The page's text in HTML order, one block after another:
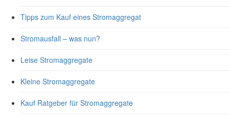
Tipps zum Kauf eines Stromaggregat
Stromausfall – was nun?
Leise Stromaggregate
Kleine Stromaggregate
Kauf Ratgeber für Stromaggregate